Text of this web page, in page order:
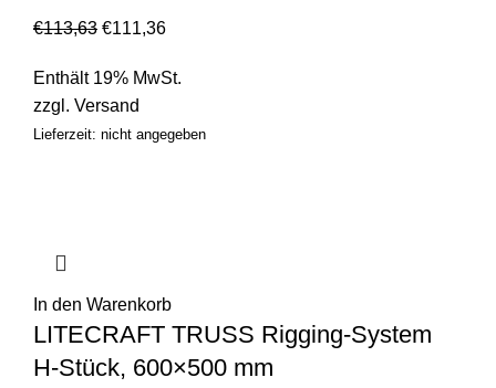
€113,63 €111,36
Enthält 19% MwSt.
zzgl. Versand
Lieferzeit: nicht angegeben
In den Warenkorb
LITECRAFT TRUSS Rigging-System
H-Stück, 600×500 mm